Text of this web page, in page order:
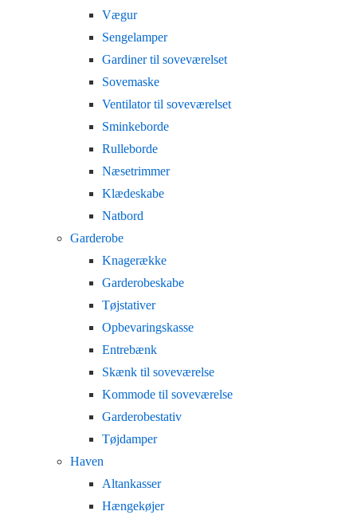
Vægur
Sengelamper
Gardiner til soveværelset
Sovemaske
Ventilator til soveværelset
Sminkeborde
Rulleborde
Næsetrimmer
Klædeskabe
Natbord
Garderobe
Knagerække
Garderobeskabe
Tøjstativer
Opbevaringskasse
Entrebænk
Skænk til soveværelse
Kommode til soveværelse
Garderobestativ
Tøjdamper
Haven
Altankasser
Hængekøjer